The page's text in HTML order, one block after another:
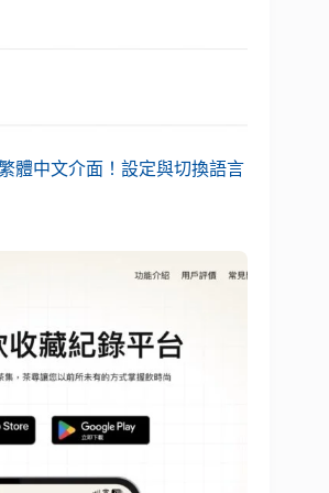
體中文介面！設定與切換語言